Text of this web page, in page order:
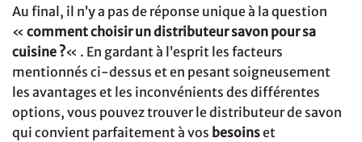
Au final, il n’y a pas de réponse unique à la question
« comment choisir un distributeur savon pour sa
cuisine ?« . En gardant à l’esprit les facteurs
mentionnés ci-dessus et en pesant soigneusement
les avantages et les inconvénients des différentes
options, vous pouvez trouver le distributeur de savon
qui convient parfaitement à vos besoinset